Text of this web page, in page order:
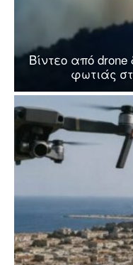
Βίντεο από drone
φωτιάς